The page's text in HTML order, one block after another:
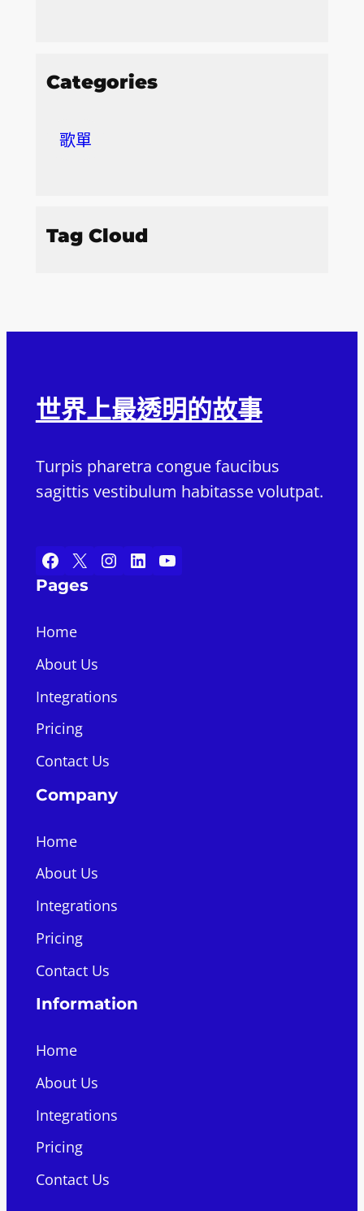
Categories
歌單
Tag Cloud
世界上最透明的故事
Turpis pharetra congue faucibus
sagittis vestibulum habitasse volutpat.
Facebook X Instagram LinkedIn YouTube
Pages
Home
About Us
Integrations
Pricing
Contact Us
Company
Home
About Us
Integrations
Pricing
Contact Us
Information
Home
About Us
Integrations
Pricing
Contact Us